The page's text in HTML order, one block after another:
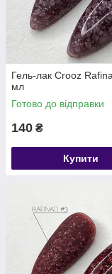
Гель-лак Crooz
мл
Готово до відправки
140 ₴
Купити